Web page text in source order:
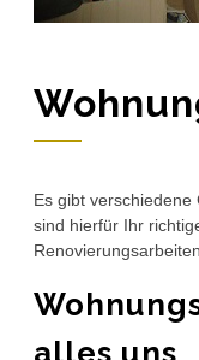
Es gibt
sind hierfür Ihr
alles uns